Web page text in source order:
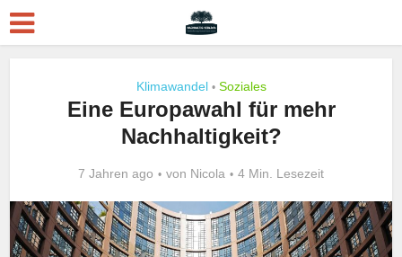
Klimawandel • Soziales
Eine Europawahl für mehr
Nachhaltigkeit?
7 Jahren ago von Nicola 4 Min. Lesezeit